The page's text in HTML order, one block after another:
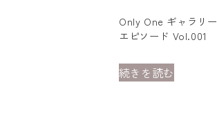
い
Only One ギャラリー
エピソード Vol.001
続きを読む